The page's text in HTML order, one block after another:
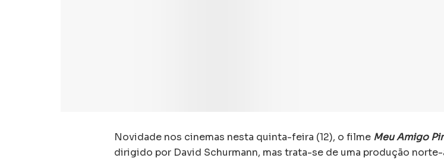
Novidade nos cinemas nesta quinta-feira (12), o filme Meu Amigo
dirigido por David Schurmann, mas trata-se de uma produção